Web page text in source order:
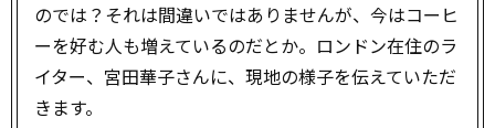
のでは？それは間違いではありませんが、今はコーヒ
ーを好む人も増えているのだとか。ロンドン在住のラ
イター、宮田華子さんに、現地の様子を伝えていただ
きます。